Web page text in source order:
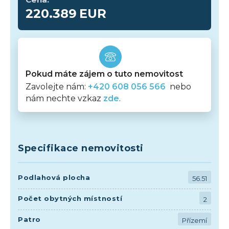
220.389 EUR
Pokud máte zájem o tuto nemovitost
Zavolejte nám: +420 608 056 566 nebo
nám nechte vzkaz zde.
Specifikace nemovitosti
Podlahová plocha 56.51
Počet obytných místností 2
Patro Přízemí